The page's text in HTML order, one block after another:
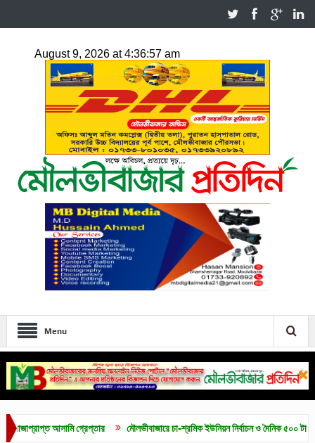
Menu
আসামি গ্রেপ্তার মৌলভীবাজারে চা-শ্রমিক ইউনিয়ন নির্বাচন ও দৈনিক ৫০০ টাকা মজুরির